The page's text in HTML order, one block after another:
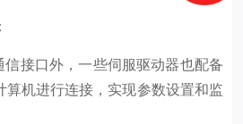
接口外，一些伺服驱动器也配备
机进行连接，实现参数设置和监